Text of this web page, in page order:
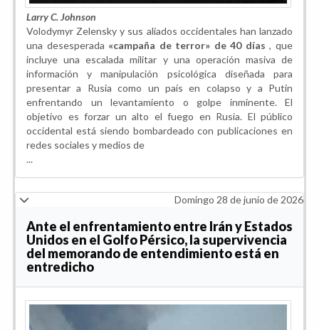
Larry C. Johnson
Volodymyr Zelensky y sus aliados occidentales han lanzado
una desesperada «campaña de terror» de 40 días , que
incluye una escalada militar y una operación masiva de
información y manipulación psicológica diseñada para
presentar a Rusia como un país en colapso y a Putin
enfrentando un levantamiento o golpe inminente. El
objetivo es forzar un alto el fuego en Rusia. El público
occidental está siendo bombardeado con publicaciones en
redes sociales y medios de
...
Domingo 28 de junio de 2026
Ante el enfrentamiento entre Irán y Estados
Unidos en el Golfo Pérsico, la supervivencia
del memorando de entendimiento está en
entredicho